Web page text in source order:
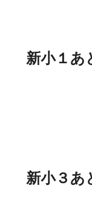
新小１あ
新小３あ